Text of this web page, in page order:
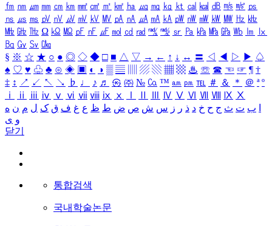
㎙ ㎚ ㎛ ㎜ ㎝ ㎞ ㎟ ㎠ ㎡ ㎢ ㏊ ㎍ ㎎ ㎏ ㏏ ㎈ ㎉ ㏈ ㎧ ㎨ ㎰
㎱ ㎲ ㎳ ㎴ ㎵ ㎶ ㎷ ㎸ ㎹ ㎀ ㎁ ㎂ ㎃ ㎄ ㎺ ㎻ ㎽ ㎾ ㎿ ㎐ ㎑
㎒ ㎓ ㎔ Ω ㏀ ㏁ ㎊ ㎋ ㎌ ㏖ ㏅ ㎭ ㎮ ㎯ ㏛ ㎩ ㎪ ㎫ ㎬ ㏝ ㏐
㏓
㏃ ㏉ ㏜ ㏆
§ ※ ☆ ★ ○ ● ◎ ◇ ◆ □ ■ △ ▽ → ← ↑ ↓ ↔ 〓 ◁ ◀ ▷ ▶ ♤
♠ ♡ ♥ ♧ ♣ ⊙ ◈ ▣ ◐ ◑ ▒ ▤ ▨ ▧ ▦ ▩ ♨ ☏ ☎ ☜ ☞ ¶ †
‡ ↕ ↗ ↙ ↖ ↘ ♭ ♩ ♪ ♬ ㉿ ㈜ № ㏇ ™ ㏂ ㏘ ℡ ＃ ＆ ＊ ＠ ª º
ⅰ
ⅱ ⅲ ⅳ ⅴ ⅵ ⅶ ⅷ ⅸ ⅹ Ⅳ Ⅴ Ⅵ Ⅶ Ⅷ Ⅸ Ⅹ
ب ت ث ج ح خ د ذ ر ز س ش ص ض ط ظ ع غ ف ق ک ل م ن ه
و ی
닫기
통합검색
국내학술논문